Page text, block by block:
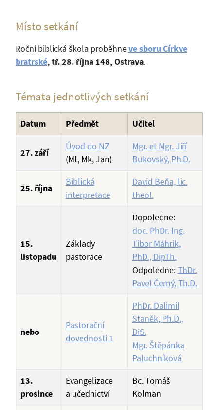
Místo setkání
Roční biblická škola proběhneve sboru Církve
bratrské, tř. 28. října 148, Ostrava.
Témata jednotlivých setkání
Datum Předmět Učitel
27. září
Úvod do NZ
(Mt, Mk, Jan)
Mgr. et Mgr. Jiří
Bukovský, Ph.D.
25. října
Biblická
interpretace
David Beňa, lic.
theol.
15.
listopadu
Základy
pastorace
Dopoledne:
doc. PhDr. Ing.
Tibor Máhrik,
PhD., DipTh.
Odpoledne:ThDr.
Pavel Černý, Th.D.
nebo
Pastorační
dovednosti 1
PhDr. Dalimil
Staněk, Ph.D.,
DiS.
Mgr. Štěpánka
Paluchníková
13.
prosince
Evangelizace
a učednictví
Bc. Tomáš
Kolman